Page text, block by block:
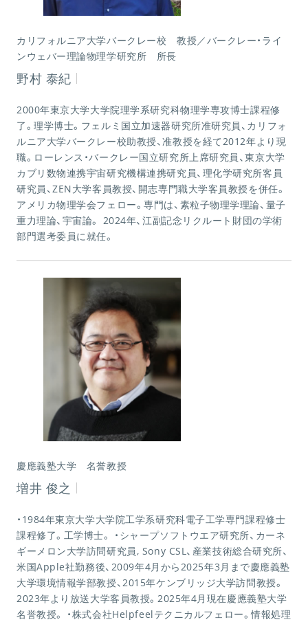
カリフォルニア大学バークレー校 教授／バークレー・ライ
ンウェバー理論物理学研究所 所長
野村 泰紀
2000年東京大学大学院理学系研究科物理学専攻博士課程修
了。理学博士。フェルミ国立加速器研究所准研究員、カリフォ
ルニア大学バークレー校助教授、准教授を経て2012年より現
職。ローレンス・バークレー国立研究所上席研究員、東京大学
カブリ数物連携宇宙研究機構連携研究員、理化学研究所客員
研究員、ZEN大学客員教授、開志専門職大学客員教授を併任。
アメリカ物理学会フェロー。専門は、素粒子物理学理論、量子
重力理論、宇宙論。 2024年、江副記念リクルート財団の学術
部門選考委員に就任。
慶應義塾大学 名誉教授
増井 俊之
・1984年東京大学大学院工学系研究科電子工学専門課程修士
課程修了。工学博士。 ・シャープソフトウエア研究所、カーネ
ギーメロン⼤学訪問研究員, Sony CSL、産業技術総合研究所、
米国Apple社勤務後、2009年4月から2025年3月まで慶應義塾
大学環境情報学部教授、2015年ケンブリッジ⼤学訪問教授。
2023年より放送大学客員教授。2025年4月現在慶應義塾大学
名誉教授。 ・株式会社Helpfeelテクニカルフェロー。情報処理